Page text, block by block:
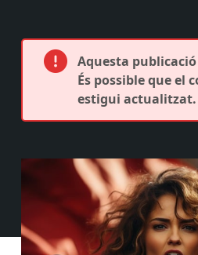
Aquesta
És possible que el
estigui actualitzat.